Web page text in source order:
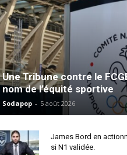
Une Tribune contre le
nom de l’équité sportive
Sodapop - 5 août 2026
James Bord en
si N1 validée.